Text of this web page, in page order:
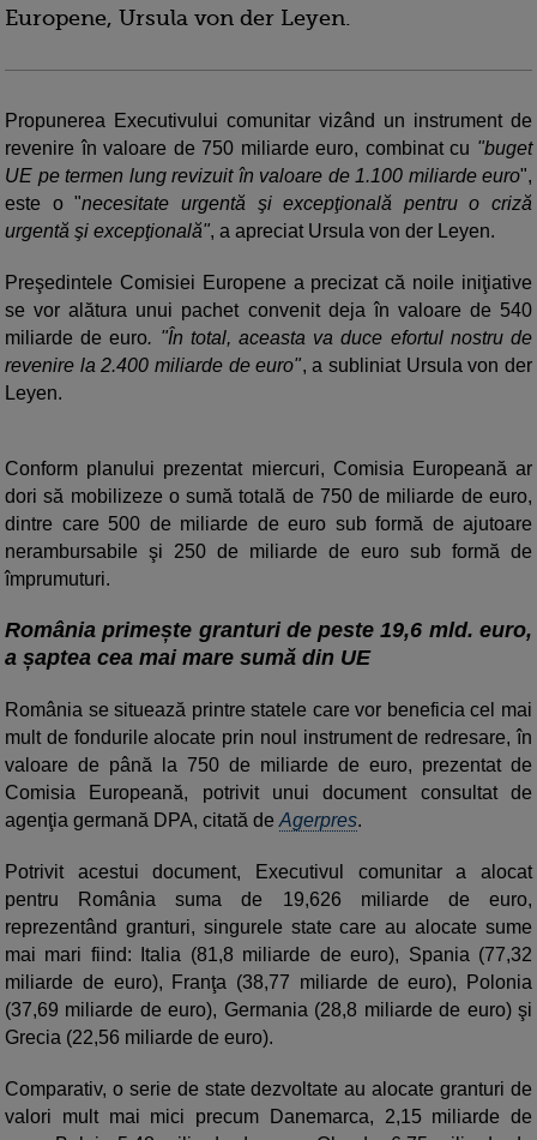
Europene, Ursula von der Leyen.
Propunerea Executivului comunitar vizând un instrument de
revenire în valoare de 750 miliarde euro, combinat cu "buget
UE pe termen lung revizuit în valoare de 1.100 miliarde euro",
este o "necesitate urgentă şi excepţională pentru o criză
urgentă şi excepţională", a apreciat Ursula von der Leyen.
Preşedintele Comisiei Europene a precizat că noile iniţiative
se vor alătura unui pachet convenit deja în valoare de 540
miliarde de euro. "În total, aceasta va duce efortul nostru de
revenire la 2.400 miliarde de euro", a subliniat Ursula von der
Leyen.
Conform planului prezentat miercuri, Comisia Europeană ar
dori să mobilizeze o sumă totală de 750 de miliarde de euro,
dintre care 500 de miliarde de euro sub formă de ajutoare
nerambursabile şi 250 de miliarde de euro sub formă de
împrumuturi.
România primește granturi de peste 19,6 mld. euro,
a șaptea cea mai mare sumă din UE
România se situează printre statele care vor beneficia cel mai
mult de fondurile alocate prin noul instrument de redresare, în
valoare de până la 750 de miliarde de euro, prezentat de
Comisia Europeană, potrivit unui document consultat de
agenţia germană DPA, citată de Agerpres.
Potrivit acestui document, Executivul comunitar a alocat
pentru România suma de 19,626 miliarde de euro,
reprezentând granturi, singurele state care au alocate sume
mai mari fiind: Italia (81,8 miliarde de euro), Spania (77,32
miliarde de euro), Franţa (38,77 miliarde de euro), Polonia
(37,69 miliarde de euro), Germania (28,8 miliarde de euro) şi
Grecia (22,56 miliarde de euro).
Comparativ, o serie de state dezvoltate au alocate granturi de
valori mult mai mici precum Danemarca, 2,15 miliarde de